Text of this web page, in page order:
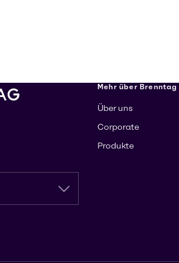
Mehr über Brenntag
Über uns
Corporate
Produkte